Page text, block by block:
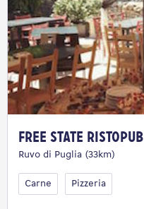
Free State Ristopub
Ruvo di Puglia (33km)
Carne Pizzeria